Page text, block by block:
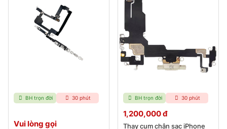
BH trọn đời 30 phút
Vui lòng gọi
BH trọn đời 30 phút
1,200,000 đ
Thay cụm chân sạc iPhone